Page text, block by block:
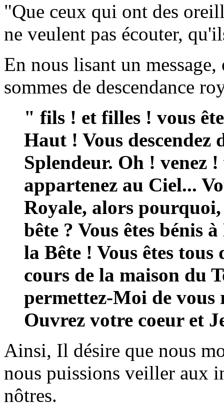
"Que ceux qui ont des
ne veulent pas écouter,
En nous lisant un
sommes de descendance
" fils ! et filles ! vous
Haut ! Vous descendez
Splendeur. Oh ! venez
appartenez au Ciel...
Royale, alors
bête ? Vous êtes bénis
la Bête ! Vous êtes tous
cours de la maison du
permettez-Moi de
Ouvrez votre coeur et
Ainsi, Il désire que nous
nous puissions veiller aux
nôtres.